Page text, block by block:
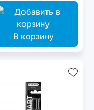
В корзину